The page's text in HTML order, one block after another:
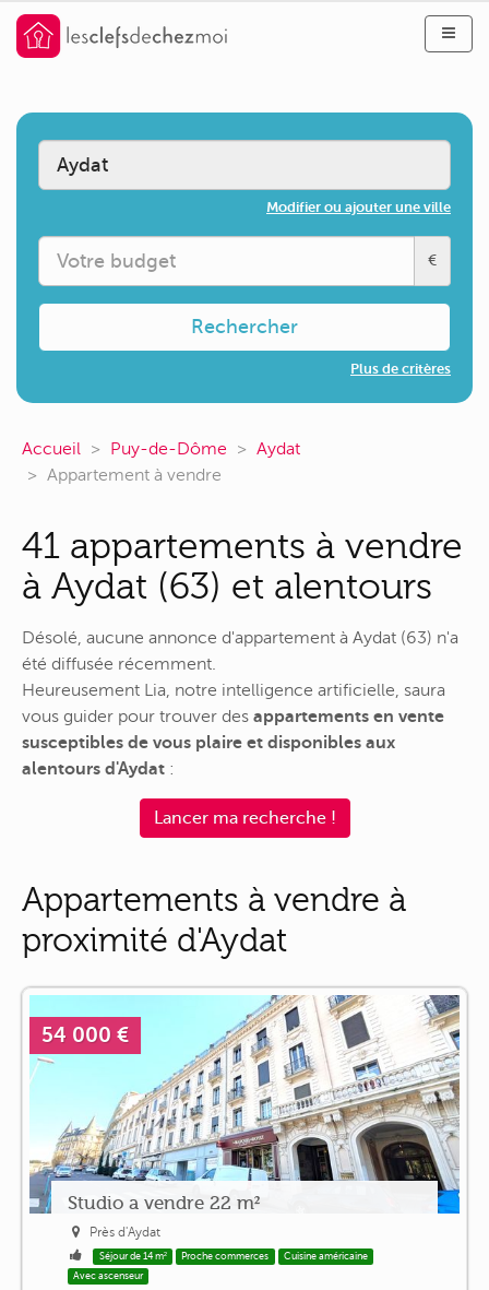
Modifier ou ajouter une ville
€
Rechercher
Plus de critères
Accueil Puy-de-Dôme
Aydat
Appartement à vendre
41 appartements à vendre
à Aydat (63) et alentours
Désolé, aucune annonce d'appartement à Aydat (63) n'a
été diffusée récemment.
Heureusement Lia, notre intelligence artificielle, saura
vous guider pour trouver des appartements en vente
susceptibles de vous plaire et disponibles aux
alentours d'Aydat :
Lancer ma recherche !
Appartements à vendre à
proximité d'Aydat
54 000 €
Studio a vendre 22 m²
Près d'Aydat
Séjour de 14 m² Proche commerces
Cuisine américaine
Avec ascenseur